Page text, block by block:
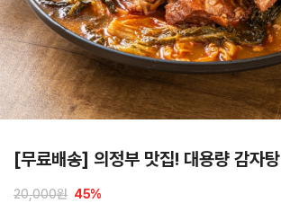
[무료배송] 의정부 맛집! 대용량 감자탕
20,000원 45%